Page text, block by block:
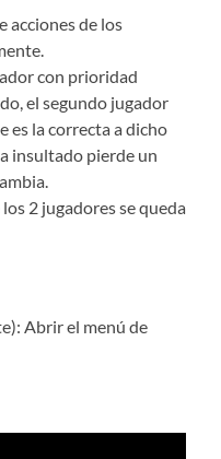
acciones de los
con prioridad
el segundo jugador
es la correcta a dicho
insultado pierde un
2 jugadores se queda
Abrir el menú de